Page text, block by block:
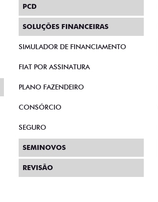
PCD
SOLUÇÕES FINANCEIRAS
SIMULADOR DE FINANCIAMENTO
FIAT POR ASSINATURA
PLANO FAZENDEIRO
CONSÓRCIO
SEGURO
SEMINOVOS
REVISÃO